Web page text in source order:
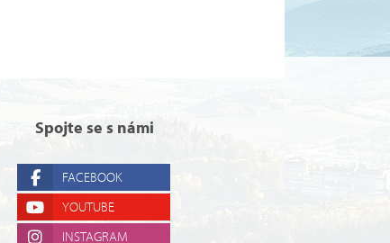
Spojte se s námi
FACEBOOK
YOUTUBE
INSTAGRAM